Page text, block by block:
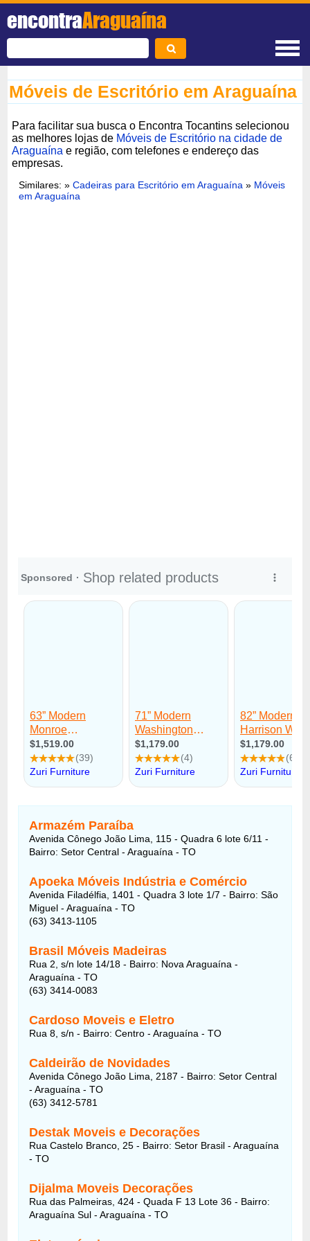
encontraAraguaína
Móveis de Escritório em Araguaína
Para facilitar sua busca o Encontra Tocantins selecionou
as melhores lojas de Móveis de Escritório na cidade de
Araguaína e região, com telefones e endereço das
empresas.
Similares: »Cadeiras para Escritório em Araguaína » Móveis
em Araguaína
Armazém Paraíba
Avenida Cônego João Lima, 115 - Quadra 6 lote 6/11 -
Bairro: Setor Central - Araguaína - TO
Apoeka Móveis Indústria e Comércio
Avenida Filadélfia, 1401 - Quadra 3 lote 1/7 - Bairro: São
Miguel - Araguaína - TO
(63) 3413-1105
Brasil Móveis Madeiras
Rua 2, s/n lote 14/18 - Bairro: Nova Araguaína -
Araguaína - TO
(63) 3414-0083
Cardoso Moveis e Eletro
Rua 8, s/n - Bairro: Centro - Araguaína - TO
Caldeirão de Novidades
Avenida Cônego João Lima, 2187 - Bairro: Setor Central
- Araguaína - TO
(63) 3412-5781
Destak Moveis e Decorações
Rua Castelo Branco, 25 - Bairro: Setor Brasil - Araguaína
- TO
Dijalma Moveis Decorações
Rua das Palmeiras, 424 - Quada F 13 Lote 36 - Bairro:
Araguaína Sul - Araguaína - TO